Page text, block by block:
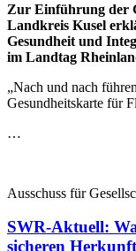
Zur Einführung der
Landkreis Kusel
Gesundheit und
im Landtag
„Nach und nach
Gesundheitskarte für
…
Ausschuss für
SWR-Aktuell:
sicheren